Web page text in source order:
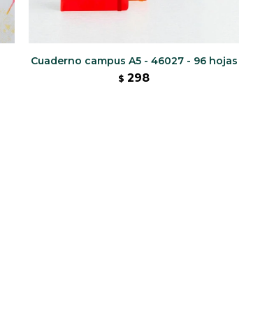
Cuaderno campus A5 - 46027 - 96 hojas
$ 298